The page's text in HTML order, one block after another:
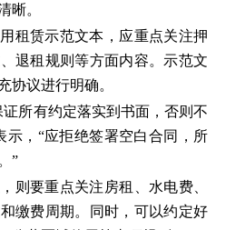
晰。
租赁示范文本，应重点关注押
退租规则等方面内容。示范文
协议进行明确。
所有约定落实到书面，否则不
示，“应拒绝签署空白合同，所
”
则要重点关注房租、水电费、
缴费周期。同时，可以约定好